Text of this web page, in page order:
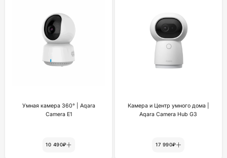
Умная камера 360° | Aqara
Camera E1
10 490₽
Камера и Центр умного дома |
Aqara Camera Hub G3
17 990₽